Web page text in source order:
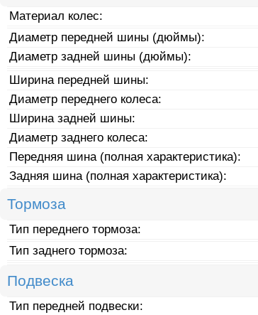
Материал колес:
Диаметр передней шины (дюймы):
Диаметр задней шины (дюймы):
Ширина передней шины:
Диаметр переднего колеса:
Ширина задней шины:
Диаметр заднего колеса:
Передняя шина (полная характеристика):
Задняя шина (полная характеристика):
Тормоза
Тип переднего тормоза:
Тип заднего тормоза:
Подвеска
Тип передней подвески: